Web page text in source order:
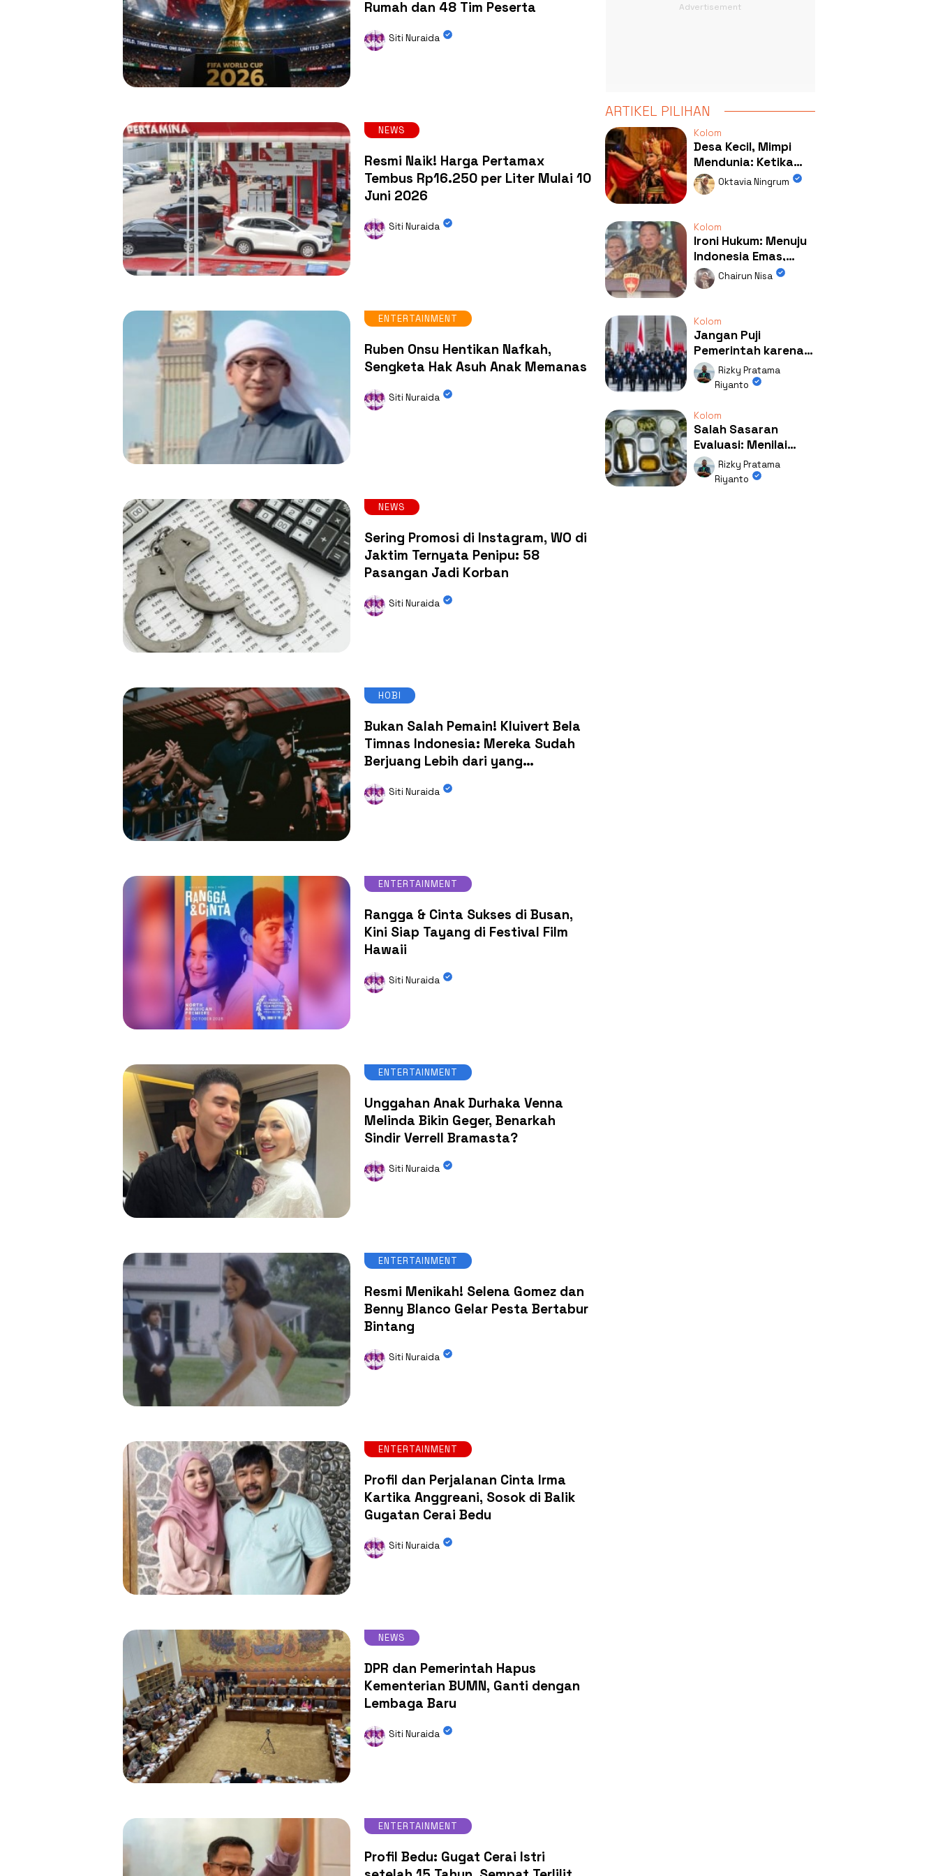
Rumah dan 48 Tim Peserta
Siti Nuraida
NEWS
Resmi Naik! Harga Pertamax
Tembus Rp16.250 per Liter Mulai 10
Juni 2026
Siti Nuraida
ENTERTAINMENT
Ruben Onsu Hentikan Nafkah,
Sengketa Hak Asuh Anak Memanas
Siti Nuraida
NEWS
Sering Promosi di Instagram, WO di
Jaktim Ternyata Penipu: 58
Pasangan Jadi Korban
Siti Nuraida
HOBI
Bukan Salah Pemain! Kluivert Bela
Timnas Indonesia: Mereka Sudah
Berjuang Lebih dari yang
Siti Nuraida
ENTERTAINMENT
Rangga & Cinta Sukses di Busan,
Kini Siap Tayang di Festival Film
Hawaii
Siti Nuraida
ENTERTAINMENT
Unggahan Anak Durhaka Venna
Melinda Bikin Geger, Benarkah
Sindir Verrell Bramasta?
Siti Nuraida
ENTERTAINMENT
Resmi Menikah! Selena Gomez dan
Benny Blanco Gelar Pesta Bertabur
Bintang
Siti Nuraida
ENTERTAINMENT
Profil dan Perjalanan Cinta Irma
Kartika Anggreani, Sosok di Balik
Gugatan Cerai Bedu
Siti Nuraida
NEWS
DPR dan Pemerintah Hapus
Kementerian BUMN, Ganti dengan
Lembaga Baru
Siti Nuraida
ENTERTAINMENT
Profil Bedu: Gugat Cerai Istri
ARTIKEL PILIHAN
Kolom
Desa Kecil, Mimpi
Mendunia: Ketika
Kolaborasi
Mengubah Wajah
Oktavia Ningrum
Kolom
Ironi Hukum: Menuju
Indonesia Emas,
Ternyata Emasnya
Ada di Rumah Febrie!
Chairun Nisa
Kolom
Jangan Puji
Pemerintah karena
Kerja: Mengapa
Publik Begitu Mudah
Rizky Pratama
Riyanto
Kolom
Salah Sasaran
Evaluasi: Menilai
Program MBG Lewat
Respons Anak Itu
Rizky Pratama
Riyanto